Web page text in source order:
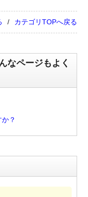
カテゴリTOPへ戻る
なページもよく
？